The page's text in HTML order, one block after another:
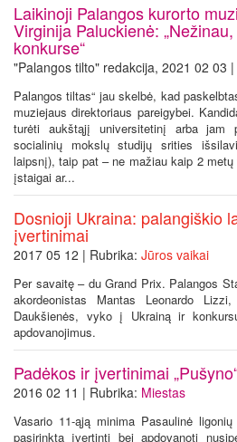
Laikinoji Palangos kurorto
Virginija Paluckienė:
konkurse“
"Palangos tilto" redakcija, 2021 02 03
Palangos tiltas“ jau skelbė, kad
muziejaus direktoriaus pareigybei.
turėti aukštąjį universitetinį arba jam
socialinių mokslų studijų srities
laipsnį), taip pat – ne mažiau kaip 2
įstaigai ar...
Dosnioji Ukraina: palangiškio
įvertinimai
2017 05 12 | Rubrika: Jūros vaikai
Per savaitę – du Grand Prix. Palangos
akordeonistas Mantas Leonardo
Daukšienės, vyko į Ukrainą ir
apdovanojimus.
Padėkos ir įvertinimai
2016 02 11 | Rubrika: Miestas
Vasario 11-ąją minima Pasaulinė
pasirinkta įvertinti bei apdovanoti